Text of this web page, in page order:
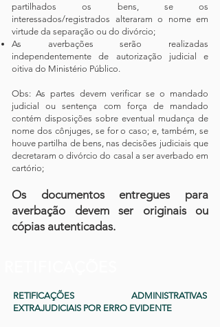
partilhados os bens, se os
interessados/registrados alteraram o nome em
virtude da separação ou do divórcio;
As averbações serão realizadas
independentemente de autorização judicial e
oitiva do Ministério Público.
Obs: As partes devem verificar se o mandado
judicial ou sentença com força de mandado
contém disposições sobre eventual mudança de
nome dos cônjuges, se for o caso; e, também, se
houve partilha de bens, nas decisões judiciais que
decretaram o divórcio do casal a ser averbado em
cartório;
Os documentos entregues para
averbação devem ser originais ou
cópias autenticadas.
RETIFICAÇÕES ADMINISTRATIVAS
EXTRAJUDICIAIS POR ERRO EVIDENTE